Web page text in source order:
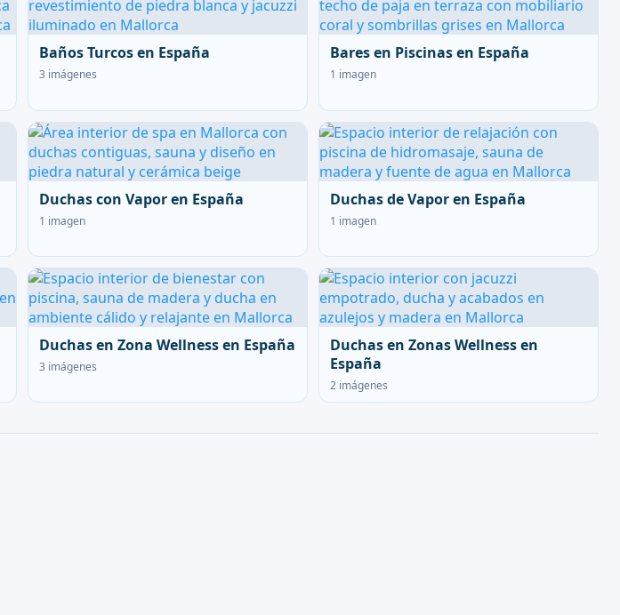
Baños Turcos en España
3 imágenes
Bares en Piscinas en España
1 imagen
Duchas con Vapor en España
1 imagen
Duchas de Vapor en España
1 imagen
Duchas en Zona Wellness en España
3 imágenes
Duchas en Zonas Wellness en
España
2 imágenes